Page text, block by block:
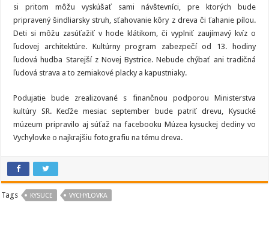
si pritom môžu vyskúšať sami návštevníci, pre ktorých bude
pripravený šindliarsky struh, sťahovanie kôry z dreva či ťahanie pílou.
Deti si môžu zasúťažiť v hode klátikom, či vyplniť zaujímavý kvíz o
ľudovej architektúre. Kultúrny program zabezpečí od 13. hodiny
ľudová hudba Starejší z Novej Bystrice. Nebude chýbať ani tradičná
ľudová strava a to zemiakové placky a kapustniaky.
Podujatie bude zrealizované s finančnou podporou Ministerstva
kultúry SR. Keďže mesiac september bude patriť drevu, Kysucké
múzeum pripravilo aj súťaž na facebooku Múzea kysuckej dediny vo
Vychylovke o najkrajšiu fotografiu na tému dreva.
Tags KYSUCE VYCHYLOVKA